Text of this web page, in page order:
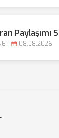
Paylaşımı
08.08.2026